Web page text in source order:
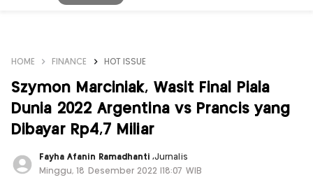
HOME FINANCE HOT ISSUE
Szymon Marciniak, Wasit Final Piala
Dunia 2022 Argentina vs Prancis yang
Dibayar Rp4,7 Miliar
Fayha Afanin Ramadhanti,Jurnalis
Minggu, 18 Desember 2022 |18:07 WIB